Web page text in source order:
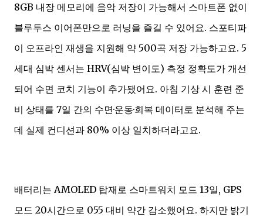
8GB 내장 메모리에 음악 저장이 가능해서 스마트폰 없이
블루투스 이어폰만으로 러닝을 즐길 수 있어요. 스포티파
이 오프라인 재생을 지원해 약 500곡 저장 가능하고요. 5
세대 심박 센서는 HRV(심박 변이도) 측정 정확도가 개선
되어 수면 코치 기능이 추가됐어요. 아침 기상 시 훈련 준
비 상태를 7일 간의 수면·운동·회복 데이터로 분석해 주는
데 실제 컨디션과 80% 이상 일치하더라고요.
배터리는 AMOLED 탑재로 스마트워치 모드 13일, GPS
모드 20시간으로 055 대비 약간 감소했어요. 하지만 밝기